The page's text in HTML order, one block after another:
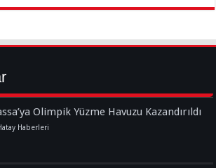
Olimpik Yüzme Havuzu Kazandırıldı
Haberleri